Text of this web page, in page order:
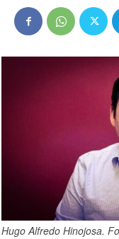
Hugo Alfredo Hinojosa.